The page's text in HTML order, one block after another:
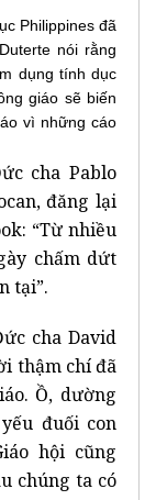
Philippines đã
nói rằng
dụng tính dục
giáo sẽ biến
vì những cáo
cha Pablo
đăng lại
“Từ nhiều
chấm dứt
tại”.
cha David
thậm chí đã
Ồ, dường
đuối con
hội cũng
chúng ta có